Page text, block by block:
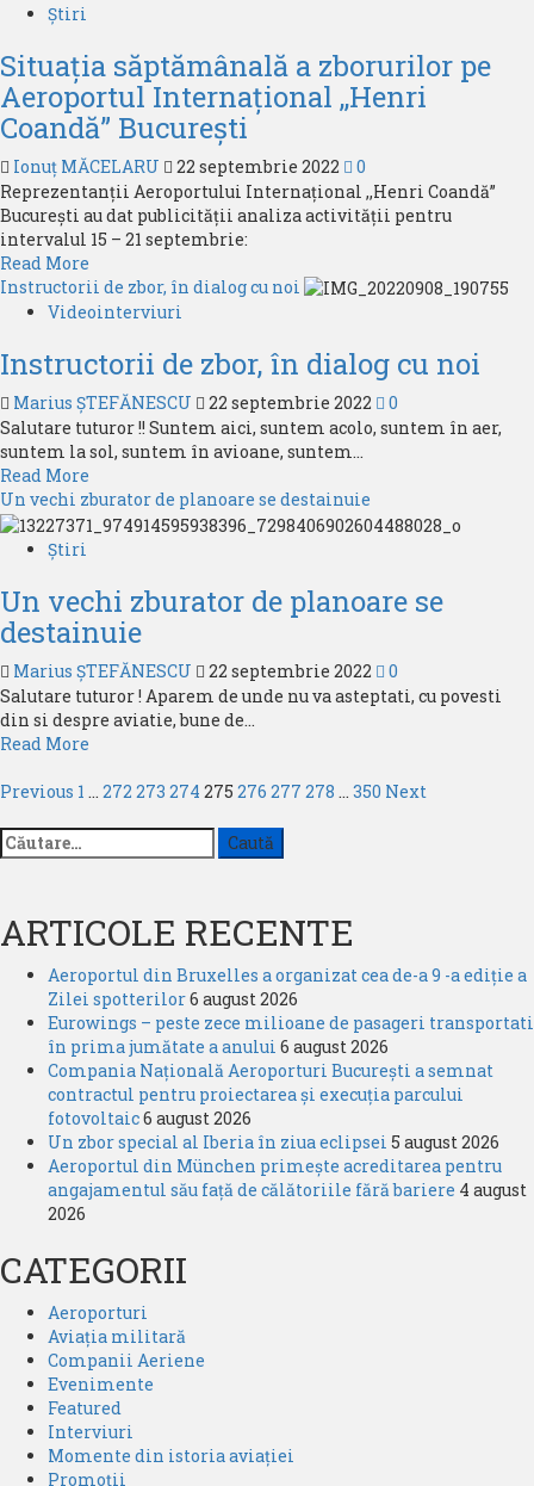
aniversat
pasagerul
25
de
pe
Aeroportul
Internațional
Otopeni
Știri
Situația săptămânală a zborurilor pe
Aeroportul Internațional ,,Henri
Coandă” București
Ionuț MĂCELARU 22 septembrie 2022
0
Reprezentanții Aeroportului Internațional ,,Henri Coandă”
București au dat publicității analiza activității pentru
intervalul 15 – 21 septembrie:
Read More
more
about
săptămânală
a
zborurilor
pe
Aeroportul
,,Henri
Coandă”
Instructorii de zbor, în dialog cu noi
Videointerviuri
Instructorii de zbor, în dialog cu noi
Marius ȘTEFĂNESCU 22 septembrie 2022
0
Salutare tuturor !! Suntem aici, suntem acolo, suntem în aer,
suntem la sol, suntem în avioane, suntem...
Read More
more
about
zbor,
în
dialog
cu
noi
Un vechi zburator de planoare se destainuie
Știri
Un vechi zburator de planoare se
destainuie
Marius ȘTEFĂNESCU 22 septembrie 2022
0
Salutare tuturor ! Aparem de unde nu va asteptati, cu povesti
din si despre aviatie, bune de...
Read More
about
vechi
zburator
se
Paginație
articole
Previous 1 … 272 273 274 275 276 277 278 … 350 Next
Caută
după:
ARTICOLE RECENTE
Aeroportul din Bruxelles a organizat cea de-a 9 -a ediție a
Zilei spotterilor6 august 2026
Eurowings – peste zece milioane de pasageri transportati
în prima jumătate a anului 6 august 2026
Compania Națională Aeroporturi București a semnat
contractul pentru proiectarea și execuția parcului
fotovoltaic6 august 2026
Un zbor special al Iberia în ziua eclipsei 5 august 2026
Aeroportul din München primește acreditarea pentru
angajamentul său față de călătoriile fără bariere 4 august
2026
CATEGORII
Aeroporturi
Aviația militară
Companii Aeriene
Evenimente
Featured
Interviuri
Momente din istoria aviației
Promoții